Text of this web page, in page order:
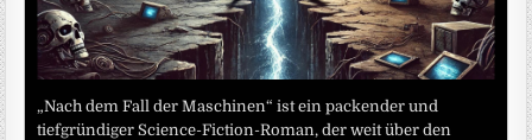
„Nach dem Fall der Maschinen“ ist ein packender und
tiefgründiger Science-Fiction-Roman, der weit über den